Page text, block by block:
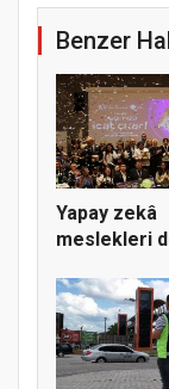
Benzer
Yapay zekâ
meslekleri